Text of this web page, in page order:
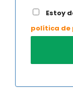
Estoy
política de